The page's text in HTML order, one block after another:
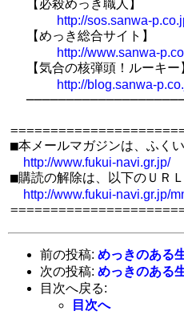
  【必殺めっき職人】
http://sos.sanwa-
  【めっき総合サイト】
http://www.sanwa-
【気合の核弾頭！ルーキー
http://blog.sanwa-
■本メールマガジンは、ふく
http://www.fukui-navi.gr.jp/
■購読の解除は、以下のＵＲ
http://www.fukui-navi.gr.jp/
前の投稿: めっきのある
次の投稿: めっきのある
目次へ戻る:
目次へ